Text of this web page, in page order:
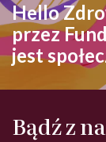
Hello
przez
jest
Bądź z